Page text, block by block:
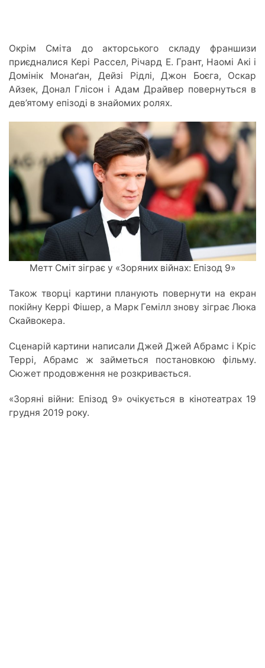
Окрім Сміта до акторського складу франшизи
приєдналися Кері Рассел, Річард Е. Грант, Наомі Акі і
Домінік Монаґан, Дейзі Рідлі, Джон Боєга, Оскар
Айзек, Донал Глісон і Адам Драйвер повернуться в
дев’ятому епізоді в знайомих ролях.
Метт Сміт зіграє у «Зоряних війнах: Епізод 9»
Також творці картини планують повернути на екран
покійну Керрі Фішер, а Марк Гемілл знову зіграє Люка
Скайвокера.
Сценарій картини написали Джей Джей Абрамс і Кріс
Террі, Абрамс ж займеться постановкою фільму.
Сюжет продовження не розкривається.
«Зоряні війни: Епізод 9» очікується в кінотеатрах 19
грудня 2019 року.